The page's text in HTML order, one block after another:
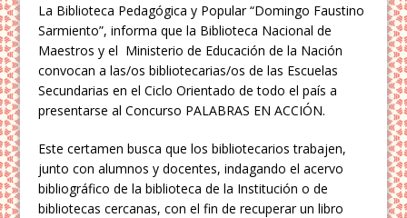
La Biblioteca Pedagógica y Popular “Domingo Faustino
Sarmiento”, informa que la Biblioteca Nacional de
Maestros y el Ministerio de Educación de la Nación
convocan a las/os bibliotecarias/os de las Escuelas
Secundarias en el Ciclo Orientado de todo el país a
presentarse al Concurso PALABRAS EN ACCIÓN.
Este certamen busca que los bibliotecarios trabajen,
junto con alumnos y docentes, indagando el acervo
bibliográfico de la biblioteca de la Institución o de
bibliotecas cercanas, con el fin de recuperar un libro